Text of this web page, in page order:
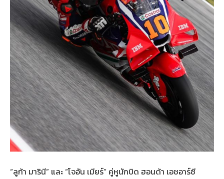
“ลูก้า มารินี” และ “โจอัน เมียร์” คู่หูนักบิด ฮอนด้า เอชอาร์ซี